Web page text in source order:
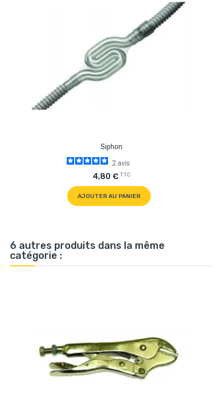
Siphon
2avis
4,80 € TTC
AJOUTER AU PANIER
6 autres produits dans la même
catégorie :